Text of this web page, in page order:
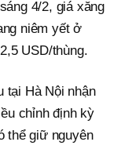
4/2, giá xăng
niêm yết ở
USD/thùng.
tại Hà Nội nhận
chỉnh định kỳ
thể giữ nguyên